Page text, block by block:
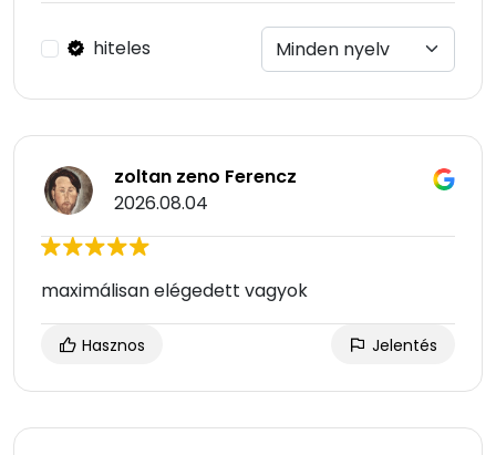
hiteles
zoltan zeno Ferencz
2026.08.04
maximálisan elégedett vagyok
Hasznos Jelentés